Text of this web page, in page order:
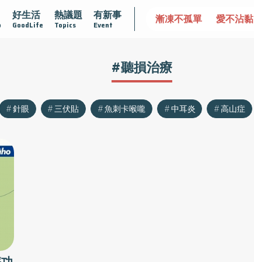
好生活
GoodLife
熱議題
Topics
有新事
Event
達文西手術專欄 2025植牙指南 漸凍不孤單 愛不沾黏
#聽損治療
針眼 三伏貼 魚刺卡喉嚨 中耳炎 高山症